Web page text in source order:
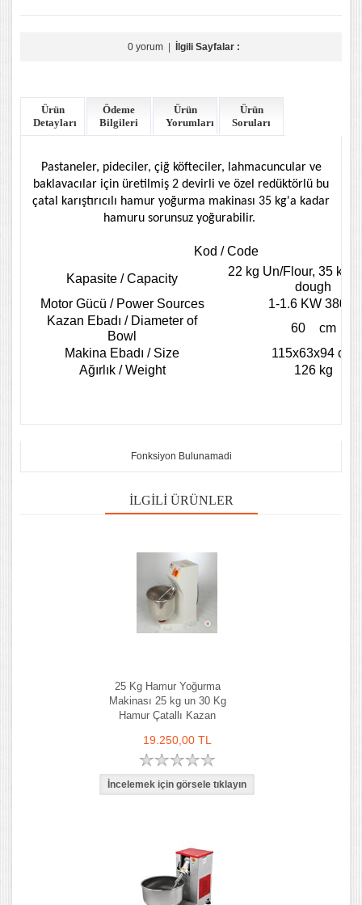
0 yorum| İlgili Sayfalar :
Ürün
Detayları
Ödeme
Bilgileri
Ürün
Yorumları
Ürün
Soruları
Pastaneler, pideciler, çiğ köfteciler, lahmacuncular ve
baklavacılar için üretilmiş 2 devirli ve özel redüktörlü bu
çatal karıştırıcılı hamur yoğurma makinası 35 kg'a kadar
hamuru sorunsuz yoğurabilir.
Kod / Code
Kapasite / Capacity
22 kg Un/Flour, 35 kg
dough
Motor Gücü / Power Sources
1-1.6 KW 380 V
Kazan Ebadı / Diameter of
Bowl
60
cm
Makina Ebadı / Size
115x63x94 cm
Ağırlık / Weight
126 kg
Fonksiyon Bulunamadi
İLGILI ÜRÜNLER
25 Kg Hamur Yoğurma
Makinası 25 kg un 30 Kg
Hamur Çatallı Kazan
19.250,00 TL